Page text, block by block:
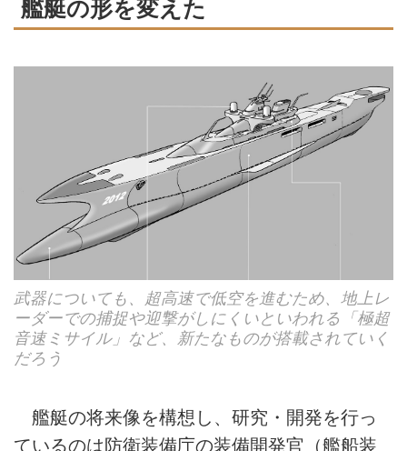
艦艇の形を変えた
武器についても、超高速で低空を進むため、地上レ
ーダーでの捕捉や迎撃がしにくいといわれる「極超
音速ミサイル」など、新たなものが搭載されていく
だろう
艦艇の将来像を構想し、研究・開発を行っ
ているのは防衛装備庁の装備開発官（艦船装